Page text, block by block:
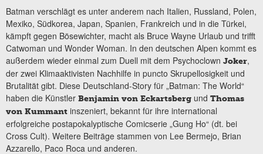
Batman verschlägt es unter anderem nach Italien, Russland, Polen,
Mexiko, Südkorea, Japan, Spanien, Frankreich und in die Türkei,
kämpft gegen Bösewichter, macht als Bruce Wayne Urlaub und trifft
Catwoman und Wonder Woman. In den deutschen Alpen kommt es
außerdem wieder einmal zum Duell mit dem Psychoclown Joker,
der zwei Klimaaktivisten Nachhilfe in puncto Skrupellosigkeit und
Brutalität gibt. Diese Deutschland-Story für „Batman: The World“
haben die Künstler Benjamin von Eckartsberg und Thomas
von Kummant inszeniert, bekannt für ihre international
erfolgreiche postapokalyptische Comicserie „Gung Ho“ (dt. bei
Cross Cult). Weitere Beiträge stammen von Lee Bermejo, Brian
Azzarello, Paco Roca und anderen.